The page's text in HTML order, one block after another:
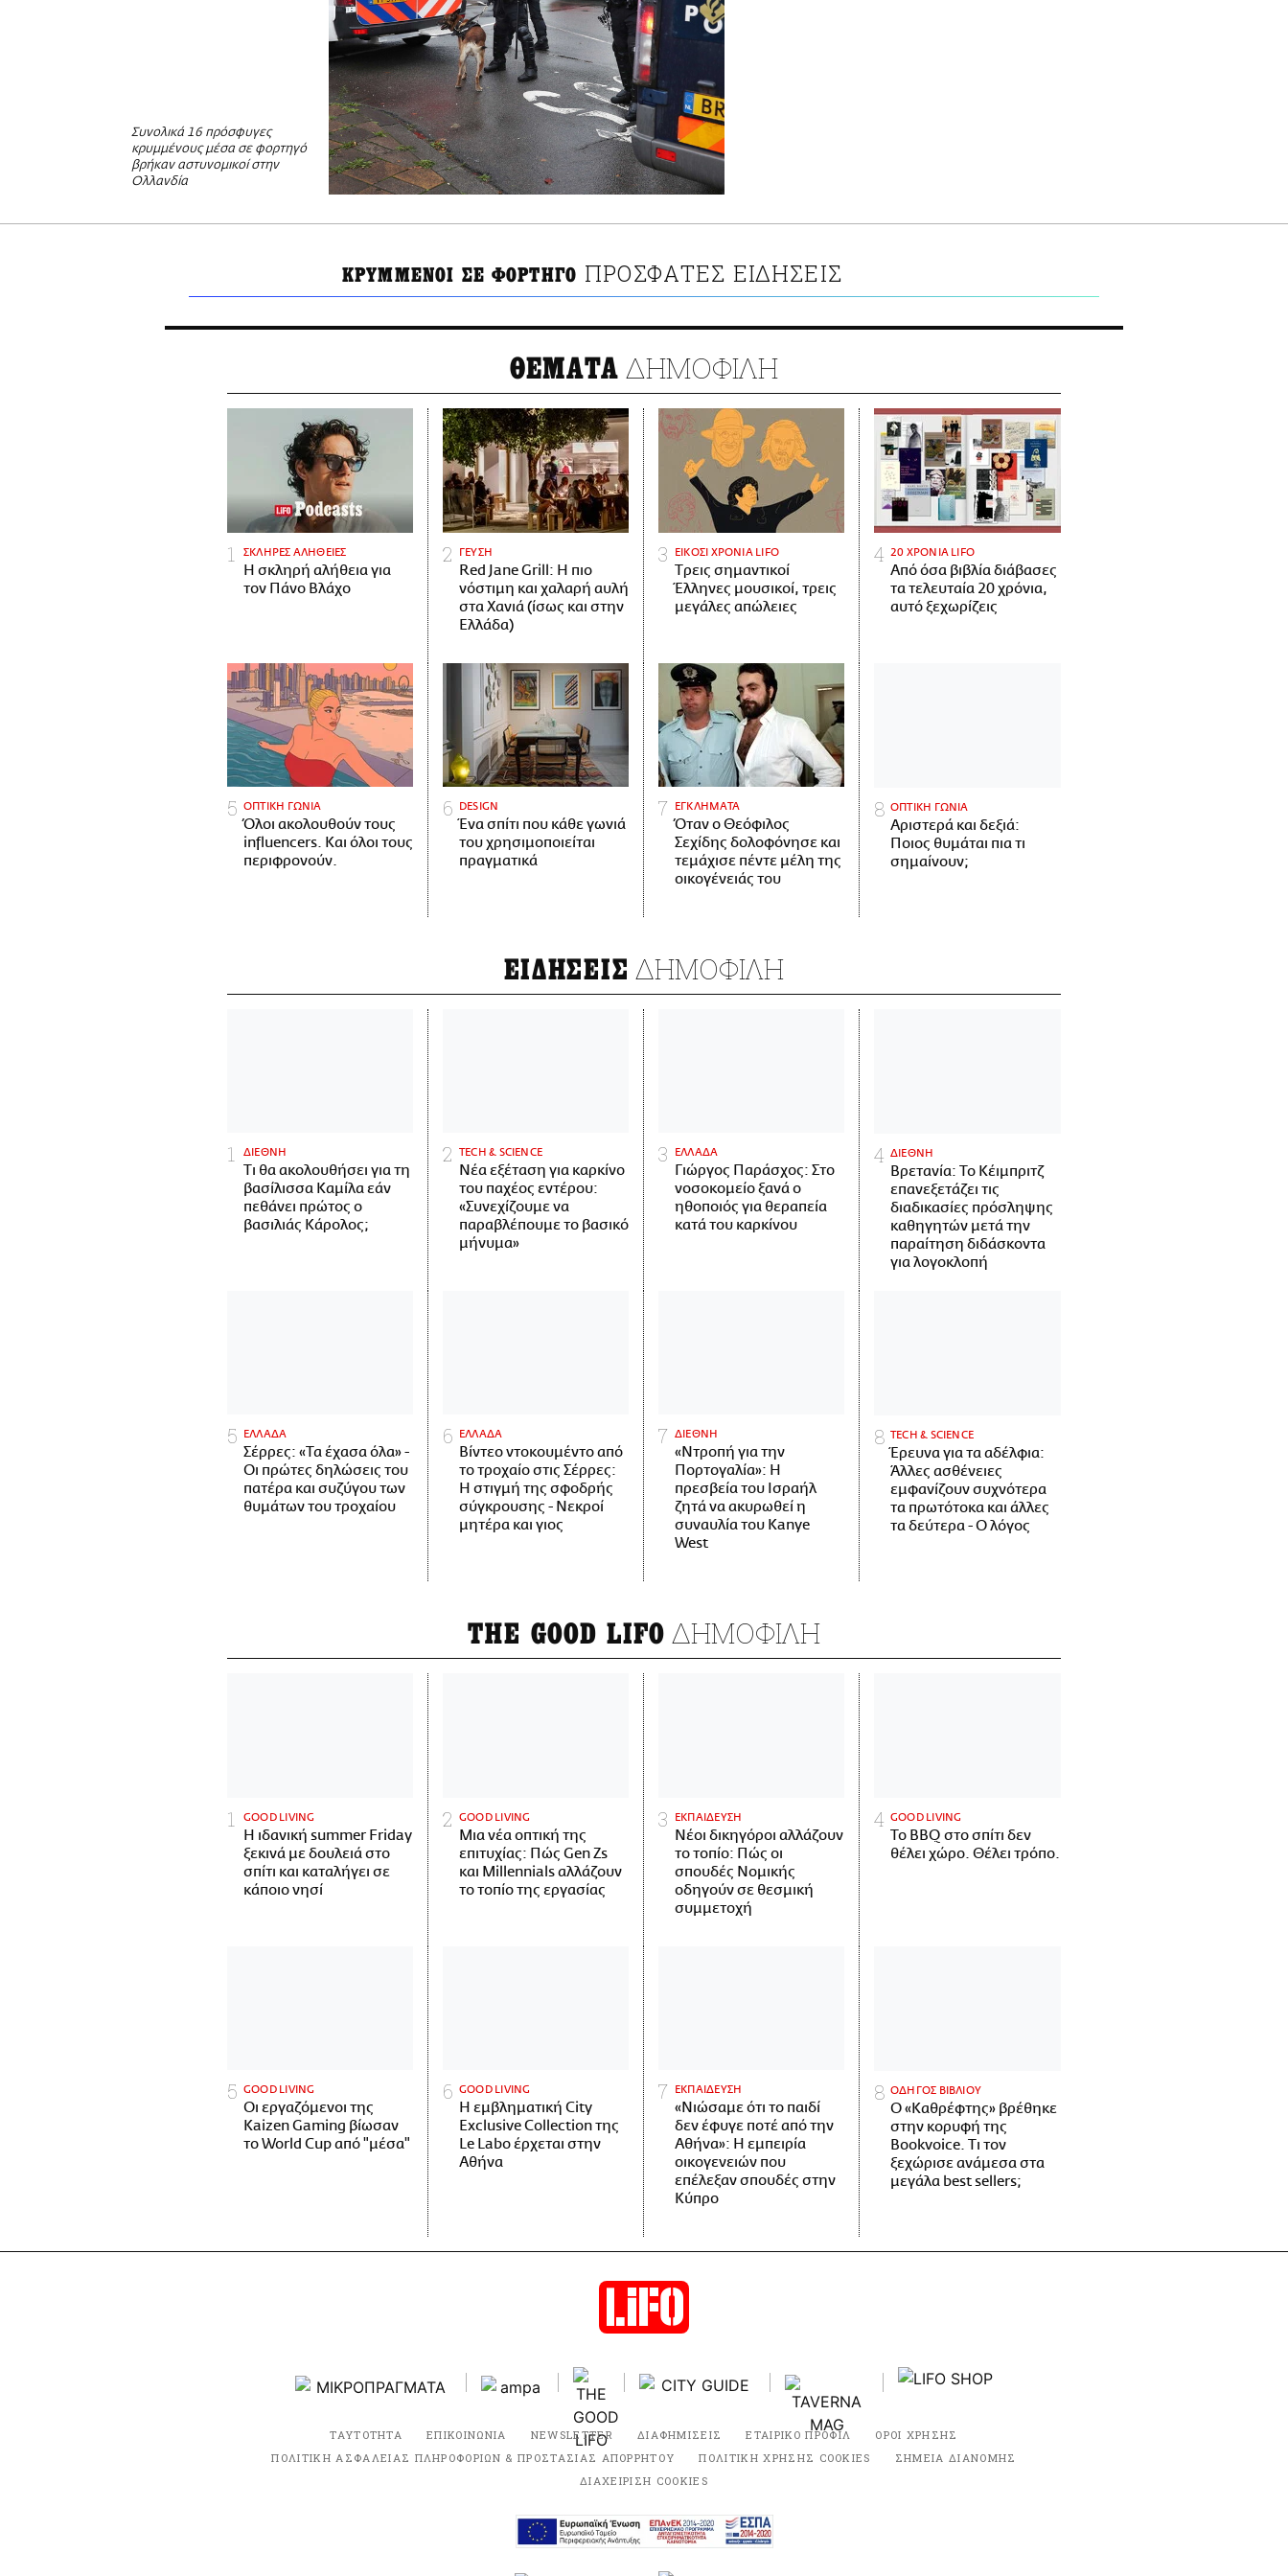
Συνολικά 16 πρόσφυγες
κρυμμένους μέσα σε φορτηγό
βρήκαν αστυνομικοί στην
Ολλανδία
ΚΡΥΜΜΕΝΟΙ ΣΕ ΦΟΡΤΗΓΟ ΠΡΟΣΦΑΤΕΣ ΕΙΔΗΣΕΙΣ
ΘΕΜΑΤΑ ΔΗΜΟΦΙΛΗ
ΣΚΛΗΡΕΣ ΑΛΗΘΕΙΕΣ
H σκληρή αλήθεια για
τον Πάνο Βλάχο
ΓΕΥΣΗ
Red Jane Grill: Η πιο
νόστιμη και χαλαρή αυλή
στα Χανιά (ίσως και στην
Ελλάδα)
ΕΙΚΟΣΙ ΧΡΟΝΙΑ LIFO
Tρεις σημαντικοί
Έλληνες μουσικοί, τρεις
μεγάλες απώλειες
20 ΧΡΟΝΙΑ LIFO
Από όσα βιβλία διάβασες
τα τελευταία 20 χρόνια,
αυτό ξεχωρίζεις
ΟΠΤΙΚΗ ΓΩΝΙΑ
Όλοι ακολουθούν τους
influencers. Και όλοι τους
περιφρονούν.
DESIGN
Ένα σπίτι που κάθε γωνιά
του χρησιμοποιείται
πραγματικά
ΕΓΚΛΗΜΑΤΑ
Όταν ο Θεόφιλος
Σεχίδης δολοφόνησε και
τεμάχισε πέντε μέλη της
οικογένειάς του
ΟΠΤΙΚΗ ΓΩΝΙΑ
Αριστερά και δεξιά:
Ποιος θυμάται πια τι
σημαίνουν;
ΕΙΔΗΣΕΙΣ ΔΗΜΟΦΙΛΗ
ΔΙΕΘΝΗ
Τι θα ακολουθήσει για τη
βασίλισσα Καμίλα εάν
πεθάνει πρώτος ο
βασιλιάς Κάρολος;
ΤECH & SCIENCE
Νέα εξέταση για καρκίνο
του παχέος εντέρου:
«Συνεχίζουμε να
παραβλέπουμε το βασικό
μήνυμα»
ΕΛΛΑΔΑ
Γιώργος Παράσχος: Στο
νοσοκομείο ξανά ο
ηθοποιός για θεραπεία
κατά του καρκίνου
ΔΙΕΘΝΗ
Βρετανία: Το Κέιμπριτζ
επανεξετάζει τις
διαδικασίες πρόσληψης
καθηγητών μετά την
παραίτηση διδάσκοντα
για λογοκλοπή
ΕΛΛΑΔΑ
Σέρρες: «Τα έχασα όλα» -
Οι πρώτες δηλώσεις του
πατέρα και συζύγου των
θυμάτων του τροχαίου
ΕΛΛΑΔΑ
Βίντεο ντοκουμέντο από
το τροχαίο στις Σέρρες:
Η στιγμή της σφοδρής
σύγκρουσης - Νεκροί
μητέρα και γιος
ΔΙΕΘΝΗ
«Ντροπή για την
Πορτογαλία»: Η
πρεσβεία του Ισραήλ
ζητά να ακυρωθεί η
συναυλία του Kanye
West
ΤECH & SCIENCE
Έρευνα για τα αδέλφια:
Άλλες ασθένειες
εμφανίζουν συχνότερα
τα πρωτότοκα και άλλες
τα δεύτερα - Ο λόγος
THE GOOD LIFO ΔΗΜΟΦΙΛΗ
GOOD LIVING
Η ιδανική summer Friday
ξεκινά με δουλειά στο
σπίτι και καταλήγει σε
κάποιο νησί
GOOD LIVING
Μια νέα οπτική της
επιτυχίας: Πώς Gen Zs
και Millennials αλλάζουν
το τοπίο της εργασίας
ΕΚΠΑΙΔΕΥΣΗ
Νέοι δικηγόροι αλλάζουν
το τοπίο: Πώς οι
σπουδές Νομικής
οδηγούν σε θεσμική
συμμετοχή
GOOD LIVING
Το BBQ στο σπίτι δεν
θέλει χώρο. Θέλει τρόπο.
GOOD LIVING
Οι εργαζόμενοι της
Kaizen Gaming βίωσαν
το World Cup από "μέσα"
GOOD LIVING
Η εμβληματική City
Exclusive Collection της
Le Labo έρχεται στην
Αθήνα
ΕΚΠΑΙΔΕΥΣΗ
«Νιώσαμε ότι το παιδί
δεν έφυγε ποτέ από την
Αθήνα»: Η εμπειρία
οικογενειών που
επέλεξαν σπουδές στην
Κύπρο
ΟΔΗΓΟΣ ΒΙΒΛΙΟΥ
Ο «Καθρέφτης» βρέθηκε
στην κορυφή της
Bookvoice. Τι τον
ξεχώρισε ανάμεσα στα
μεγάλα best sellers;
ΤΑΥΤΟΤΗΤΑ ΕΠΙΚΟΙΝΩΝΙΑ NEWSLETTER ΔΙΑΦΗΜΙΣΕΙΣ ΕΤΑΙΡΙΚΟ ΠΡΟΦΙΛ
ΟΡΟΙ ΧΡΗΣΗΣ
ΠΟΛΙΤΙΚΗ ΑΣΦΑΛΕΙΑΣ ΠΛΗΡΟΦΟΡΙΩΝ & ΠΡΟΣΤΑΣΙΑΣ ΑΠΟΡΡΗΤΟΥ
ΠΟΛΙΤΙΚΗ ΧΡΗΣΗΣ COOKIES
ΣΗΜΕΙΑ ΔΙΑΝΟΜΗΣ
ΔΙΑΧΕΙΡΙΣΗ COOKIES